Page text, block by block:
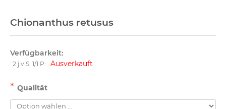
Chionanthus retusus
Verfügbarkeit:
2 j.v.S. 1/1 P: Ausverkauft
* Qualität